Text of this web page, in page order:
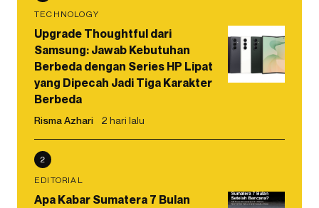
TECHNOLOGY
Upgrade Thoughtful dari
Samsung: Jawab Kebutuhan
Berbeda dengan Series HP Lipat
yang Dipecah Jadi Tiga Karakter
Berbeda
Risma Azhari 2 hari lalu
2
EDITORIAL
Apa Kabar Sumatera 7 Bulan